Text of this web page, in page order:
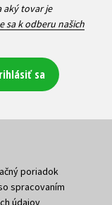
aký tovar je
sa k odberu našich
sa
poriadok
spracovaním
údajov